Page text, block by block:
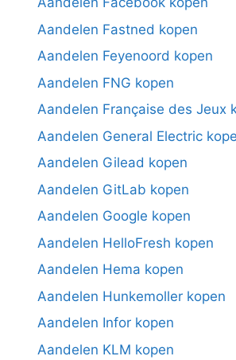
Aandelen Fastned kopen
Aandelen Feyenoord kopen
Aandelen FNG kopen
Aandelen Française des Jeux
Aandelen General Electric
Aandelen Gilead kopen
Aandelen GitLab kopen
Aandelen Google kopen
Aandelen HelloFresh kopen
Aandelen Hema kopen
Aandelen Hunkemoller kopen
Aandelen Infor kopen
Aandelen KLM kopen